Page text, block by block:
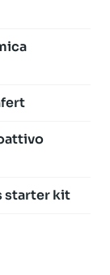
starter kit